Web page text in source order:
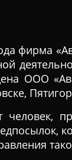
фирма
ООО